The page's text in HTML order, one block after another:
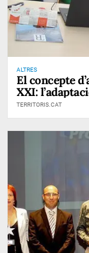
ALTRES
El concepte
XXI:
TERRITORIS.CAT